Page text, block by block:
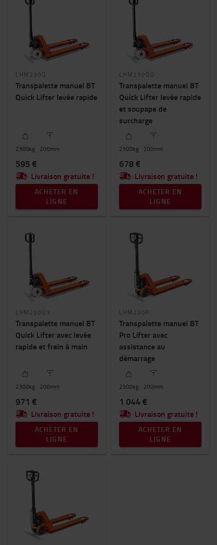
LHM230Q
Transpalette manuel BT
Quick Lifter levée rapide
2300kg 200mm
595 €
Livraison gratuite !
ACHETER EN
LIGNE
LHM230QO
Transpalette manuel BT
Quick Lifter levée rapide
et soupape de
surcharge
2300kg 200mm
678 €
Livraison gratuite !
ACHETER EN
LIGNE
LHM230QX
Transpalette manuel BT
Quick Lifter avec levée
rapide et frein à main
2300kg 200mm
971 €
Livraison gratuite !
ACHETER EN
LIGNE
LHM230P
Transpalette manuel BT
Pro Lifter avec
assistance au
démarrage
2300kg 200mm
1 044 €
Livraison gratuite !
ACHETER EN
LIGNE